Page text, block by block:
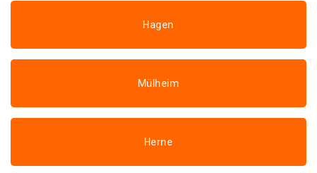
Hagen
Mülheim
Herne